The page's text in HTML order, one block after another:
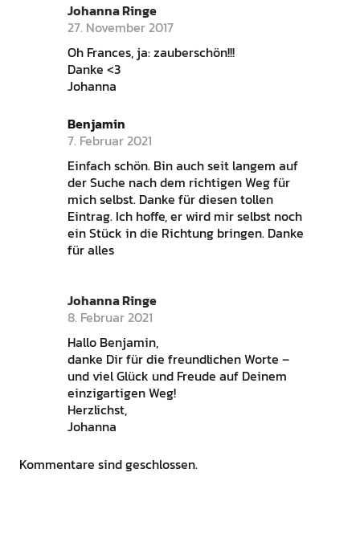
Johanna Ringe
27. November 2017
Oh Frances, ja: zauberschön!!!
Danke <3
Johanna
Benjamin
7. Februar 2021
Einfach schön. Bin auch seit langem auf
der Suche nach dem richtigen Weg für
mich selbst. Danke für diesen tollen
Eintrag. Ich hoffe, er wird mir selbst noch
ein Stück in die Richtung bringen. Danke
für alles
Johanna Ringe
8. Februar 2021
Hallo Benjamin,
danke Dir für die freundlichen Worte –
und viel Glück und Freude auf Deinem
einzigartigen Weg!
Herzlichst,
Johanna
Kommentare sind geschlossen.